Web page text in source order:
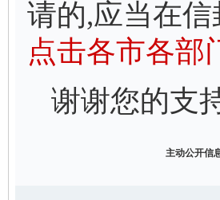
请的,应当在
点击各市各部
谢谢您的支